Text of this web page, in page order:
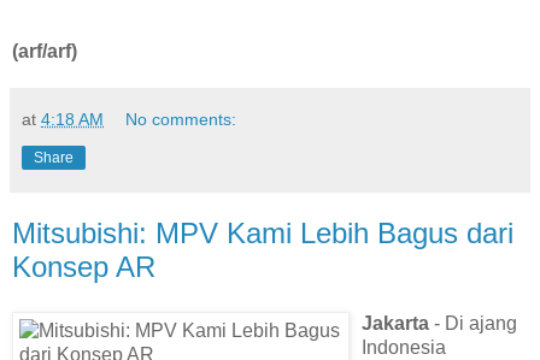
(arf/arf)
at 4:18 AM No comments:
Share
Mitsubishi: MPV Kami Lebih Bagus dari
Konsep AR
Jakarta - Di ajang
Indonesia